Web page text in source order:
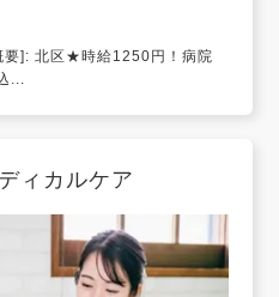
要]: 北区★時給1250円！病院
...
ィカルケア